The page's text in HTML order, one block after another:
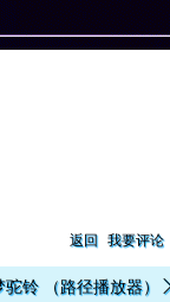
返回 我要评论
铃 （路径播放器）